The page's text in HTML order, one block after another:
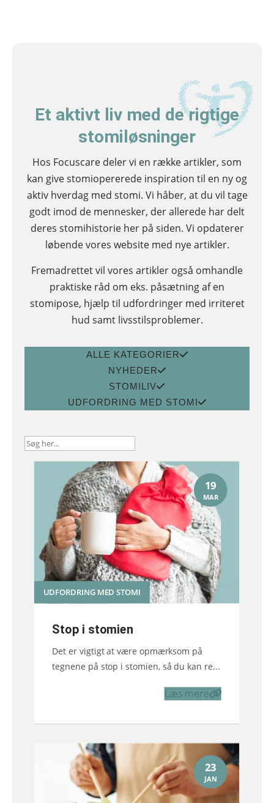
Et aktivt liv med de rigtige
stomiløsninger
Hos Focuscare deler vi en række artikler, som
kan give stomiopererede inspiration til en ny og
aktiv hverdag med stomi. Vi håber, at du vil tage
godt imod de mennesker, der allerede har delt
deres stomihistorie her på siden. Vi opdaterer
løbende vores website med nye artikler.
Fremadrettet vil vores artikler også omhandle
praktiske råd om eks. påsætning af en
stomipose, hjælp til udfordringer med irriteret
hud samt livsstilsproblemer.
ALLE KATEGORIER
NYHEDER
STOMILIV
UDFORDRING MED STOMI
19
MAR
UDFORDRING MED STOMI
Stop i stomien
Det er vigtigt at være opmærksom på
tegnene på stop i stomien, så du kan re...
Læs mere
23
JAN